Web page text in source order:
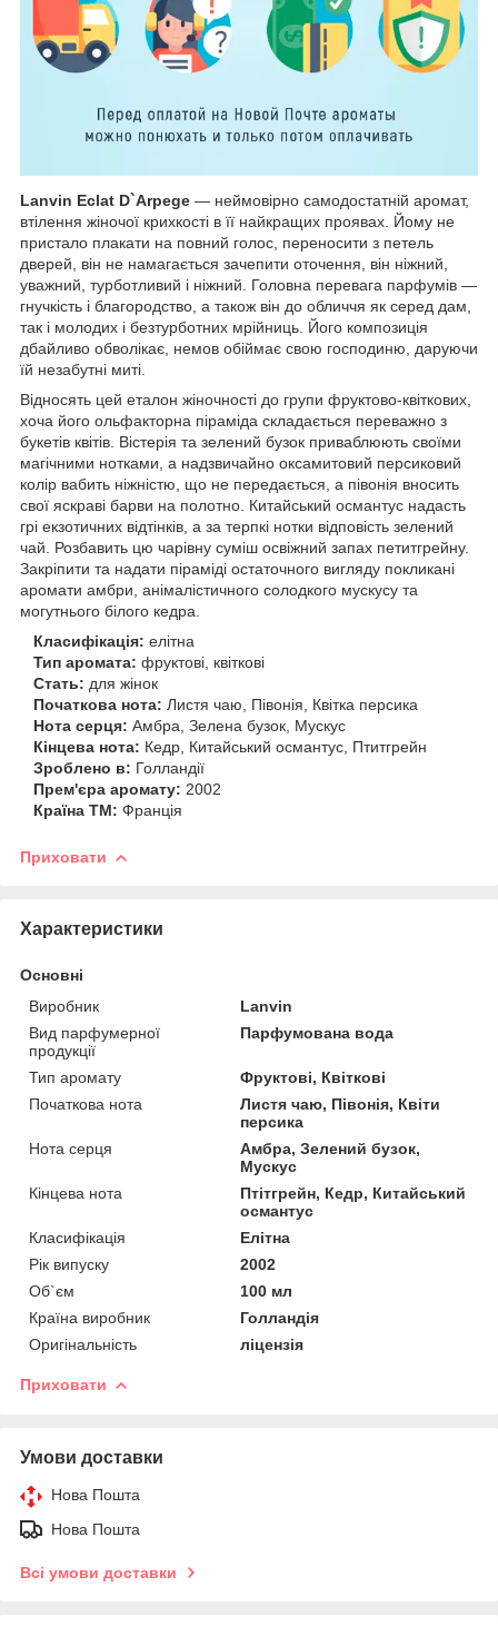
Lanvin Eclat D`Arpege — неймовірно самодостатній аромат,
втілення жіночої крихкості в її найкращих проявах. Йому не
пристало плакати на повний голос, переносити з петель
дверей, він не намагається зачепити оточення, він ніжний,
уважний, турботливий і ніжний. Головна перевага парфумів —
гнучкість і благородство, а також він до обличчя як серед дам,
так і молодих і безтурботних мрійниць. Його композиція
дбайливо обволікає, немов обіймає свою господиню, даруючи
їй незабутні миті.
Відносять цей еталон жіночності до групи фруктово-квіткових,
хоча його ольфакторна піраміда складається переважно з
букетів квітів. Вістерія та зелений бузок приваблюють своїми
магічними нотками, а надзвичайно оксамитовий персиковий
колір вабить ніжністю, що не передається, а півонія вносить
свої яскраві барви на полотно. Китайський османтус надасть
грі екзотичних відтінків, а за терпкі нотки відповість зелений
чай. Розбавить цю чарівну суміш освіжний запах петитгрейну.
Закріпити та надати піраміді остаточного вигляду покликані
аромати амбри, анімалістичного солодкого мускусу та
могутнього білого кедра.
Класифікація: елітна
Тип аромата: фруктові, квіткові
Стать: для жінок
Початкова нота: Листя чаю, Півонія, Квітка персика
Нота серця: Амбра, Зелена бузок, Мускус
Кінцева нота: Кедр, Китайський османтус, Птитгрейн
Зроблено в: Голландії
Прем'єра аромату: 2002
Країна ТМ: Франція
Приховати
Характеристики
Основні
Виробник
Lanvin
Вид парфумерної
продукції
Парфумована вода
Тип аромату
Фруктові, Квіткові
Початкова нота
Листя чаю, Півонія, Квіти
персика
Нота серця
Амбра, Зелений бузок,
Мускус
Кінцева нота
Птітгрейн, Кедр, Китайський
османтус
Класифікація
Елітна
Рік випуску
2002
Об`єм
100 мл
Країна виробник
Голландія
Оригінальність
ліцензія
Приховати
Умови доставки
Нова Пошта
Нова Пошта
Всі умови доставки